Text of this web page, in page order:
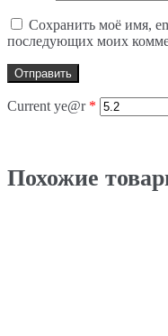
Сохранить моё имя,
последующих моих
Current ye@r *
Похожие